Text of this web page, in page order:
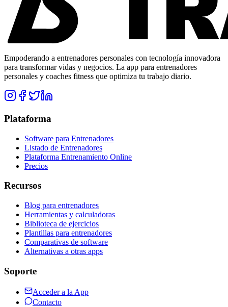
Empoderando a entrenadores personales con tecnología innovadora
para transformar vidas y negocios. La app para entrenadores
personales y coaches fitness que optimiza tu trabajo diario.
Plataforma
Software para Entrenadores
Listado de Entrenadores
Plataforma Entrenamiento Online
Precios
Recursos
Blog para entrenadores
Herramientas y calculadoras
Biblioteca de ejercicios
Plantillas para entrenadores
Comparativas de software
Alternativas a otras apps
Soporte
Acceder a la App
Contacto